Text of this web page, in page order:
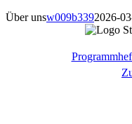
Über unsw009b3392026-